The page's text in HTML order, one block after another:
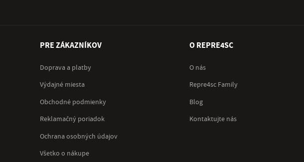
PRE ZÁKAZNÍKOV
Doprava a platby
Výdajné miesta
Obchodné podmienky
Reklamačný poriadok
Ochrana osobných údajov
Všetko o nákupe
O REPRE4SC
O nás
Repre4sc Family
Blog
Kontaktujte nás